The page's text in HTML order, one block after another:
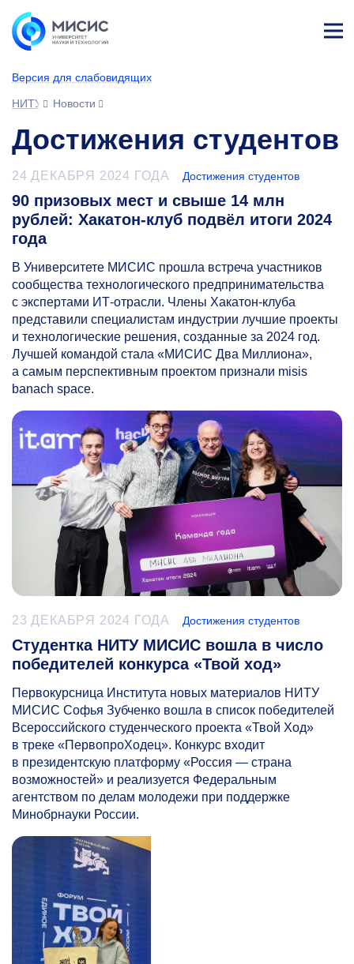
Версия для слабовидящих
НИТУ МИСИС
Новости
Достижения студентов
24 ДЕКАБРЯ 2024 ГОДА Достижения студентов
90 призовых мест и свыше 14 млн
рублей: Хакатон-клуб подвёл итоги 2024
года
В Университете МИСИС прошла встреча участников
сообщества технологического предпринимательства
с экспертами ИТ-отрасли. Члены Хакатон-клуба
представили специалистам индустрии лучшие проекты
и технологические решения, созданные за 2024 год.
Лучшей командой стала «МИСИС Два Миллиона»,
а самым перспективным проектом признали misis
banach space.
23 ДЕКАБРЯ 2024 ГОДА Достижения студентов
Студентка НИТУ МИСИС вошла в число
победителей конкурса «Твой ход»
Первокурсница Института новых материалов НИТУ
МИСИС Софья Зубченко вошла в список победителей
Всероссийского студенческого проекта «Твой Ход»
в треке «ПервопроХодец». Конкурс входит
в президентскую платформу «Россия — страна
возможностей» и реализуется Федеральным
агентством по делам молодежи при поддержке
Минобрнауки России.